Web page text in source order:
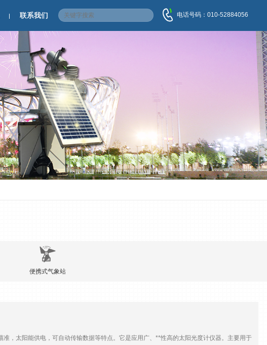
联系我们 电话号码：010-52884056
便携式气象站
太阳能供电，可自动传输数据等特点。它是应用广、**性高的太阳光度计仪器。主要用于